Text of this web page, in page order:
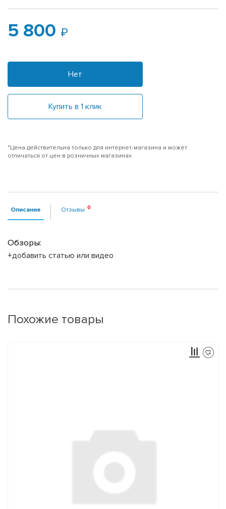
5 800
Нет
Купить в 1 клик
*Цена действительна только для интернет-магазина и может
отличаться от цен в розничных магазинах
Описание Отзывы
Обзоры:
+добавить статью или видео
Похожие товары